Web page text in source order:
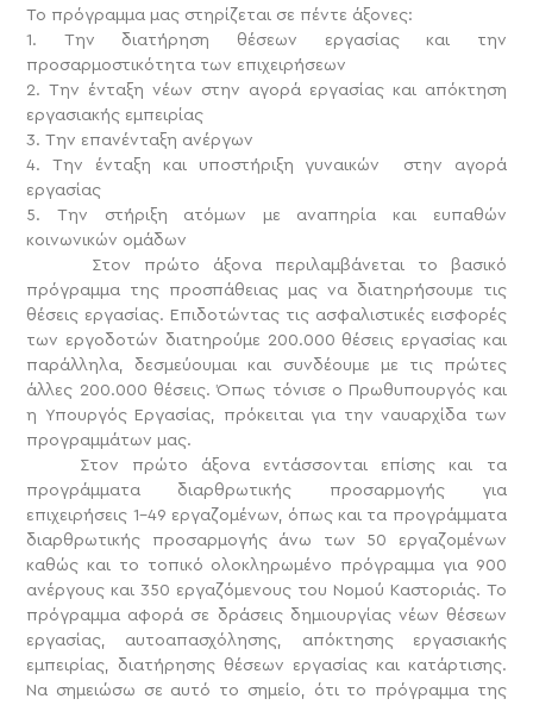
Το πρόγραμμα μας στηρίζεται σε πέντε άξονες:
1. Την διατήρηση θέσεων εργασίας και την
προσαρμοστικότητα των επιχειρήσεων
2. Την ένταξη νέων στην αγορά εργασίας και απόκτηση
εργασιακής εμπειρίας
3. Την επανένταξη ανέργων
4. Την ένταξη και υποστήριξη γυναικών στην αγορά
εργασίας
5. Την στήριξη ατόμων με αναπηρία και ευπαθών
κοινωνικών ομάδων
Στον πρώτο άξονα περιλαμβάνεται το βασικό
πρόγραμμα της προσπάθειας μας να διατηρήσουμε τις
θέσεις εργασίας. Επιδοτώντας τις ασφαλιστικές εισφορές
των εργοδοτών διατηρούμε 200.000 θέσεις εργασίας και
παράλληλα, δεσμεύουμαι και συνδέουμε με τις πρώτες
άλλες 200.000 θέσεις. Όπως τόνισε ο Πρωθυπουργός και
η Υπουργός Εργασίας, πρόκειται για την ναυαρχίδα των
προγραμμάτων μας.
Στον πρώτο άξονα εντάσσονται επίσης και τα
προγράμματα διαρθρωτικής προσαρμογής για
επιχειρήσεις 1-49 εργαζομένων, όπως και τα προγράμματα
διαρθρωτικής προσαρμογής άνω των 50 εργαζομένων
καθώς και το τοπικό ολοκληρωμένο πρόγραμμα για 900
ανέργους και 350 εργαζόμενους του Νομού Καστοριάς. Το
πρόγραμμα αφορά σε δράσεις δημιουργίας νέων θέσεων
εργασίας, αυτοαπασχόλησης, απόκτησης εργασιακής
εμπειρίας, διατήρησης θέσεων εργασίας και κατάρτισης.
Να σημειώσω σε αυτό το σημείο, ότι το πρόγραμμα της